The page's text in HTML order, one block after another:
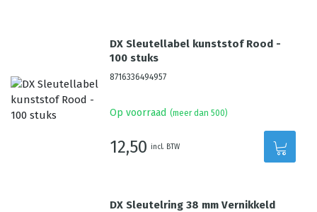
DX Sleutellabel kunststof Rood -
100 stuks
8716336494957
Op voorraad (meer dan 500)
12,50 incl. BTW
DX Sleutelring 38 mm Vernikkeld